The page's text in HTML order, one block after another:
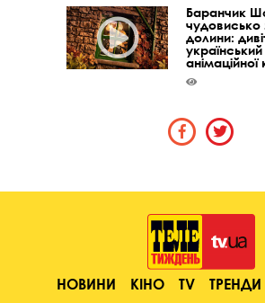
Баранчик
чудовисько
долини:
анімаційної
НОВИНИ КІНО TV ТРЕНДИ